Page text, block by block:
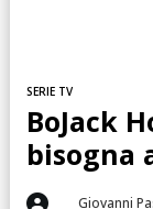
SERIE TV
BoJack
bisogna
 Giovanni